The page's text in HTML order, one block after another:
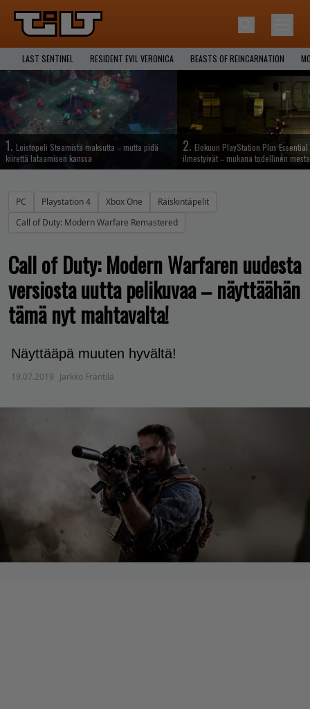
LAST SENTINEL RESIDENT EVIL VERONICA BEASTS OF REINCARNATION
1. Loistopeli Steamistä maksutta – mutta pidä
kiirettä lataamisen kanssa
2. Elokuun PlayStation Plus
ilmestyivät – mukana todellinen
PC Playstation 4 Xbox One
Räiskintäpelit
Call of Duty: Modern Warfare Remastered
Call of Duty: Modern Warfaren uudesta
versiosta uutta pelikuvaa – näyttäähän
tämä nyt mahtavalta!
Näyttääpä muuten hyvältä!
19.07.2019 Jarkko Fräntilä